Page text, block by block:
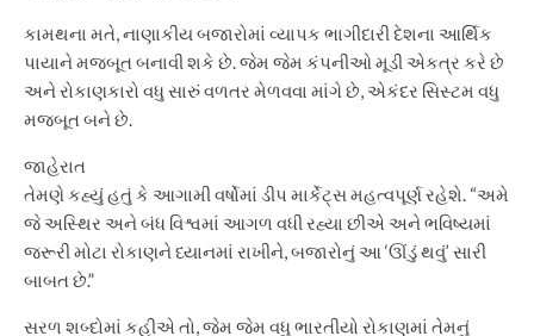
કામથના મતે, નાણાકીય બજારોમાં વ્યાપક ભાગીદારી દેશના આર્થિક
પાયાને મજબૂત બનાવી શકે છે. જેમ જેમ કંપનીઓ મૂડી એકત્ર કરે છે
અને રોકાણકારો વધુ સારું વળતર મેળવવા માંગે છે, એકંદર સિસ્ટમ વધુ
મજબૂત બને છે.
જાહેરાત
તેમણે કહ્યું હતું કે આગામી વર્ષોમાં ડીપ માર્કેટ્સ મહત્વપૂર્ણ રહેશે. “અમે
જે અસ્થિર અને બંધ વિશ્વમાં આગળ વધી રહ્યા છીએ અને ભવિષ્યમાં
જરૂરી મોટા રોકાણને ધ્યાનમાં રાખીને, બજારોનું આ ‘ઊંડું થવું’ સારી
બાબત છે.”
સરળ શબ્દોમાં કહીએ તો, જેમ જેમ વધુ ભારતીયો રોકાણમાં તેમનું